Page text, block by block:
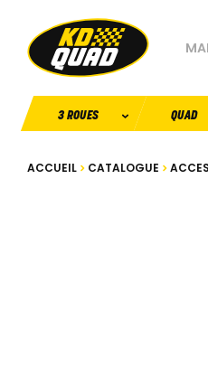
3 ROUES QUAD
ACCUEIL CATALOGUE